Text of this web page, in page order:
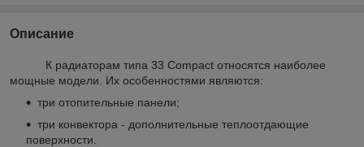
Описание
К радиаторам типа 33 Compact относятся наиболее
мощные модели. Их особенностями являются:
три отопительные панели;
три конвектора - дополнительные теплоотдающие
поверхности.